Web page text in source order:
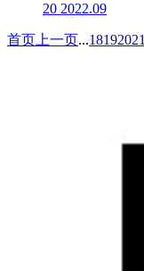
20 2022.09
首页 上一页...18192021